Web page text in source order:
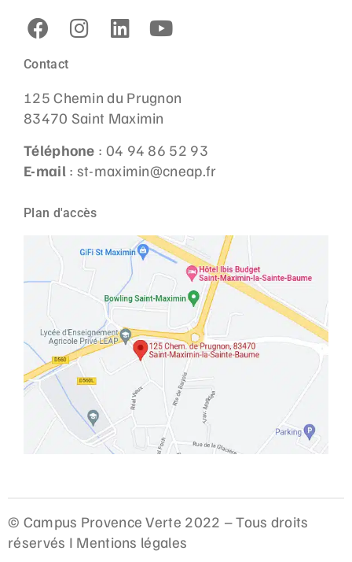
Contact
125 Chemin du Prugnon
83470 Saint Maximin
Téléphone : 04 94 86 52 93
E-mail : st-maximin@cneap.fr
Plan d'accès
© Campus Provence Verte 2022 – Tous droits
réservés I Mentions légales